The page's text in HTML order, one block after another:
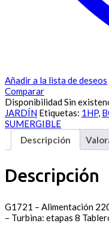
Añadir a la lista de deseos
Comparar
DisponibilidadSin
JARDÍN Etiquetas: 1HP,
SUMERGIBLE
Descripción
Descripción
G1721 – Alimentación
– Turbina: etapas 8